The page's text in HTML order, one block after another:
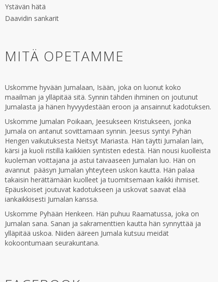
Ystävän hätä
Daavidin sankarit
MITÄ OPETAMME
Uskomme hyvään Jumalaan, Isään, joka on luonut koko
maailman ja ylläpitää sitä. Synnin tähden ihminen on joutunut
Jumalasta ja hänen hyvyydestään eroon ja ansainnut kadotuksen.
Uskomme Jumalan Poikaan, Jeesukseen Kristukseen, jonka
Jumala on antanut sovittamaan synnin. Jeesus syntyi Pyhän
Hengen vaikutuksesta Neitsyt Mariasta. Hän täytti Jumalan lain,
kärsi ja kuoli ristillä kaikkien syntisten edestä. Hän nousi kuolleista
kuoleman voittajana ja astui taivaaseen Jumalan luo. Hän on
avannut pääsyn Jumalan yhteyteen uskon kautta. Hän palaa
takaisin herättämään kuolleet ja tuomitsemaan kaikki ihmiset.
Epäuskoiset joutuvat kadotukseen ja uskovat saavat elää
iankaikkisesti Jumalan kanssa.
Uskomme Pyhään Henkeen. Hän puhuu Raamatussa, joka on
Jumalan sana. Sanan ja sakramenttien kautta hän synnyttää ja
ylläpitää uskoa. Niiden ääreen Jumala kutsuu meidät
kokoontumaan seurakuntana.